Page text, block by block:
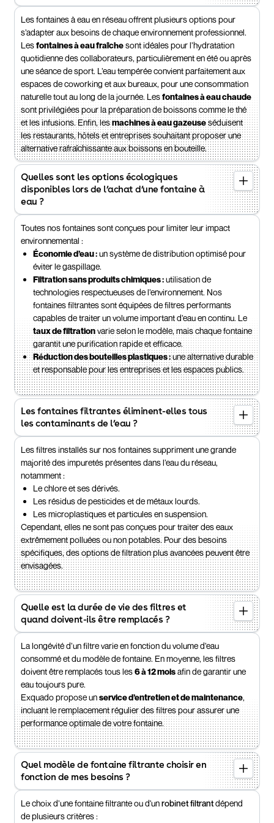
Les fontaines à eau en réseau offrent plusieurs options pour
s’adapter aux besoins de chaque environnement professionnel.
Lesfontaines à eau fraîchesont idéales pour l’hydratation
quotidienne des collaborateurs, particulièrement en été ou après
une séance de sport. L’eau tempérée convient parfaitement aux
espaces de coworking et aux bureaux, pour une consommation
naturelle tout au long de la journée. Lesfontaines à eau chaude
sont privilégiées pour la préparation de boissons comme le thé
et les infusions. Enfin, lesmachines à eau gazeuseséduisent
les restaurants, hôtels et entreprises souhaitant proposer une
alternative rafraîchissante aux boissons en bouteille.
Quelles sont les options écologiques
disponibles lors de l’achat d’une fontaine à
eau ?
Toutes nos fontaines sont conçues pour limiter leur impact
environnemental :
Économie d’eau :un système de distribution optimisé pour
éviter le gaspillage.
Filtration sans produits chimiques :utilisation de
technologies respectueuses de l’environnement. Nos
fontaines filtrantes sont équipées de filtres performants
capables de traiter un volume important d’eau en continu. Le
taux de filtrationvarie selon le modèle, mais chaque fontaine
garantit une purification rapide et efficace.
Réduction des bouteilles plastiques :une alternative durable
et responsable pour les entreprises et les espaces publics.
Les fontaines filtrantes éliminent-elles tous
les contaminants de l’eau ?
Les filtres installés sur nos fontaines suppriment une grande
majorité des impuretés présentes dans l’eau du réseau,
notamment :
Le chlore et ses dérivés.
Les résidus de pesticides et de métaux lourds.
Les microplastiques et particules en suspension.
Cependant, elles ne sont pas conçues pour traiter des eaux
extrêmement polluées ou non potables. Pour des besoins
spécifiques, des options de filtration plus avancées peuvent être
envisagées.
Quelle est la durée de vie des filtres et
quand doivent-ils être remplacés ?
La longévité d’un filtre varie en fonction du volume d’eau
consommé et du modèle de fontaine. En moyenne, les filtres
doivent être remplacés tous les6 à 12 moisafin de garantir une
eau toujours pure.
Exquado propose unservice d’entretien et de maintenance,
incluant le remplacement régulier des filtres pour assurer une
performance optimale de votre fontaine.
Quel modèle de fontaine filtrante choisir en
fonction de mes besoins ?
Le choix d’une fontaine filtrante ou d'unrobinet filtrantdépend
de plusieurs critères :